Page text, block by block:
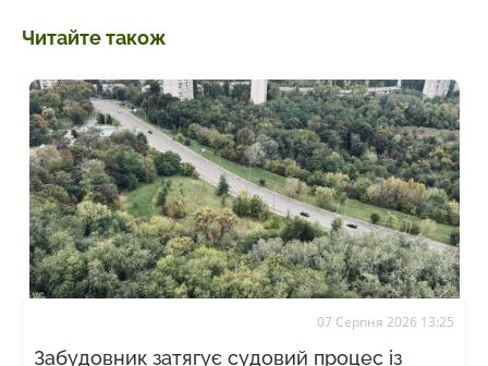
Читайте також
07 Серпня 2026 13:25
Забудовник затягує судовий процес із